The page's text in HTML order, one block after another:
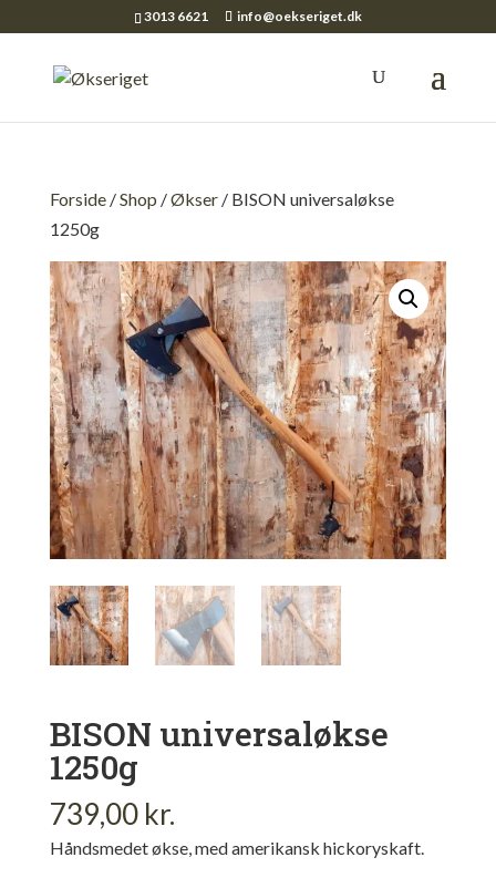
3013 6621 info@oekseriget.dk
Forside/Shop /Økser/ BISON universaløkse
1250g
BISON universaløkse
1250g
739,00 kr.
Håndsmedet økse, med amerikansk hickoryskaft.